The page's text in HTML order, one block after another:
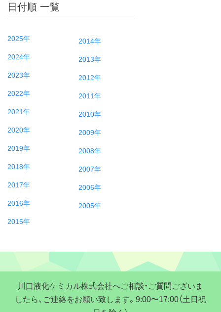
日付順 一覧
2025年
2024年
2023年
2022年
2021年
2020年
2019年
2018年
2017年
2016年
2015年
2014年
2013年
2012年
2011年
2010年
2009年
2008年
2007年
2006年
2005年
川口液化ケミカル株式会社へご相談・ご質問ございま
したら、ご連絡をお願い致します。9:00〜17:00（土日祝